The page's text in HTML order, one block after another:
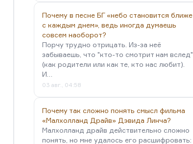
Почему в песне БГ «небо становится ближе
с каждым днем», ведь иногда думаешь
совсем наоборот?
Порчу трудно отрицать. Из-за неё
забываешь, что "кто-то смотрит нам вслед"
(как родители или как те, кто нас любит).
И…
03 авг., 04:58
Почему так сложно понять смысл фильма
«Малхолланд Драйв» Дэвида Линча?
Малхолланд драйв действительно сложно
понять, но мне удалось его расшифровать: